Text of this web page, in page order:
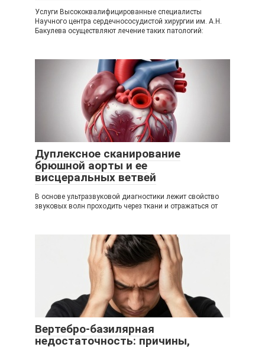
Услуги Высококвалифицированные специалисты
Научного центра сердечнососудистой хирургии им. А.Н.
Бакулева осуществляют лечение таких патологий:
Дуплексное сканирование
брюшной аорты и ее
висцеральных ветвей
В основе ультразвуковой диагностики лежит свойство
звуковых волн проходить через ткани и отражаться от
Вертебро-базилярная
недостаточность: причины,